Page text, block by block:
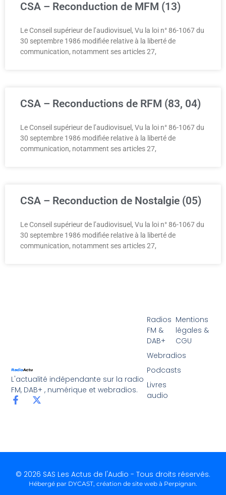
CSA – Reconduction de MFM (13)
Le Conseil supérieur de l’audiovisuel, Vu la loi n° 86-1067 du
30 septembre 1986 modifiée relative à la liberté de
communication, notamment ses articles 27,
CSA – Reconductions de RFM (83, 04)
Le Conseil supérieur de l’audiovisuel, Vu la loi n° 86-1067 du
30 septembre 1986 modifiée relative à la liberté de
communication, notamment ses articles 27,
CSA – Reconduction de Nostalgie (05)
Le Conseil supérieur de l’audiovisuel, Vu la loi n° 86-1067 du
30 septembre 1986 modifiée relative à la liberté de
communication, notamment ses articles 27,
L'actualité indépendante sur la radio
FM, DAB+ , numérique et webradios.
Radios
FM &
DAB+
Webradios
Podcasts
Livres
audio
Mentions
légales &
CGU
© 2026 SAS Les Actus de l'Audio - Tous droits réservés.
Hébergé par DYCAST, création de site web à Perpignan.